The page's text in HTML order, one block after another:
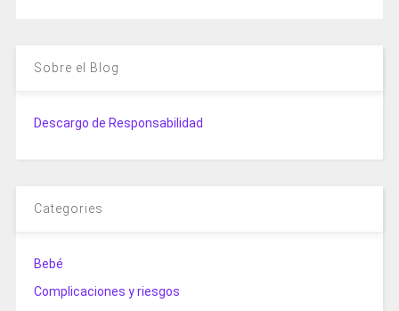
Sobre el Blog
Descargo de Responsabilidad
Categories
Bebé
Complicaciones y riesgos